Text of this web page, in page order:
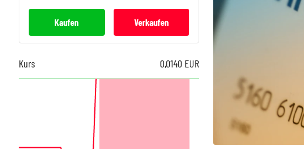
Kaufen Verkaufen
Kurs 0,0140 EUR